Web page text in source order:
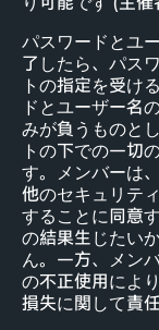
パスワードとユ
了したら、パス
トの指定を受け
ドとユーザー名
みが負うものと
トの下での一切
す。メンバーは
他のセキュリテ
することに同意
の結果生じたい
ん。一方、メン
の不正使用によ
損失に関して責